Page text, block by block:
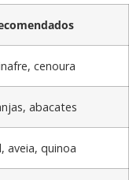
cenoura
abacates
aveia, quinoa